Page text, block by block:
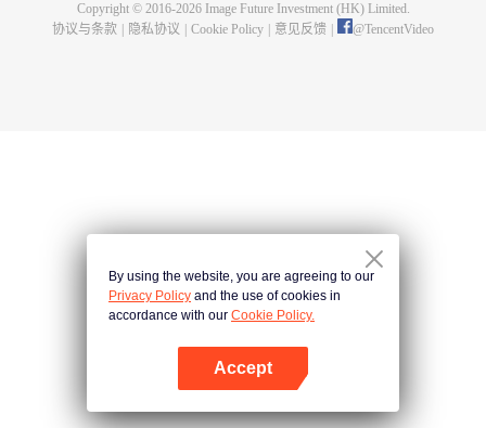
Copyright © 2016-2026Image Future Investment (HK) Limited.
协议与条款
隐私协议 Cookie Policy 意见反馈 @TencentVideo
By using the website, you are agreeing to our
Privacy Policy and the use of cookies in
accordance with our Cookie Policy.
Accept